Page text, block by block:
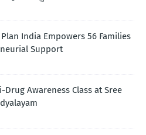
Plan India Empowers 56 Families
Support
Drug Awareness Class at Sree